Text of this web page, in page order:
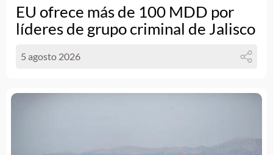
EU ofrece más de 100 MDD por
líderes de grupo criminal de Jalisco
5 agosto 2026